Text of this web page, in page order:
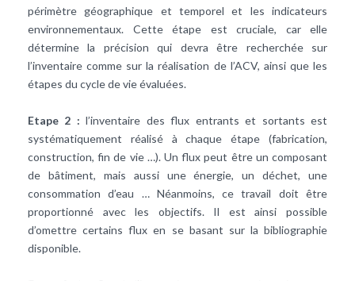
périmètre géographique et temporel et les indicateurs
environnementaux. Cette étape est cruciale, car elle
détermine la précision qui devra être recherchée sur
l’inventaire comme sur la réalisation de l’ACV, ainsi que les
étapes du cycle de vie évaluées.
Etape 2 : l’inventaire des flux entrants et sortants est
systématiquement réalisé à chaque étape (fabrication,
construction, fin de vie …). Un flux peut être un composant
de bâtiment, mais aussi une énergie, un déchet, une
consommation d’eau … Néanmoins, ce travail doit être
proportionné avec les objectifs. Il est ainsi possible
d’omettre certains flux en se basant sur la bibliographie
disponible.